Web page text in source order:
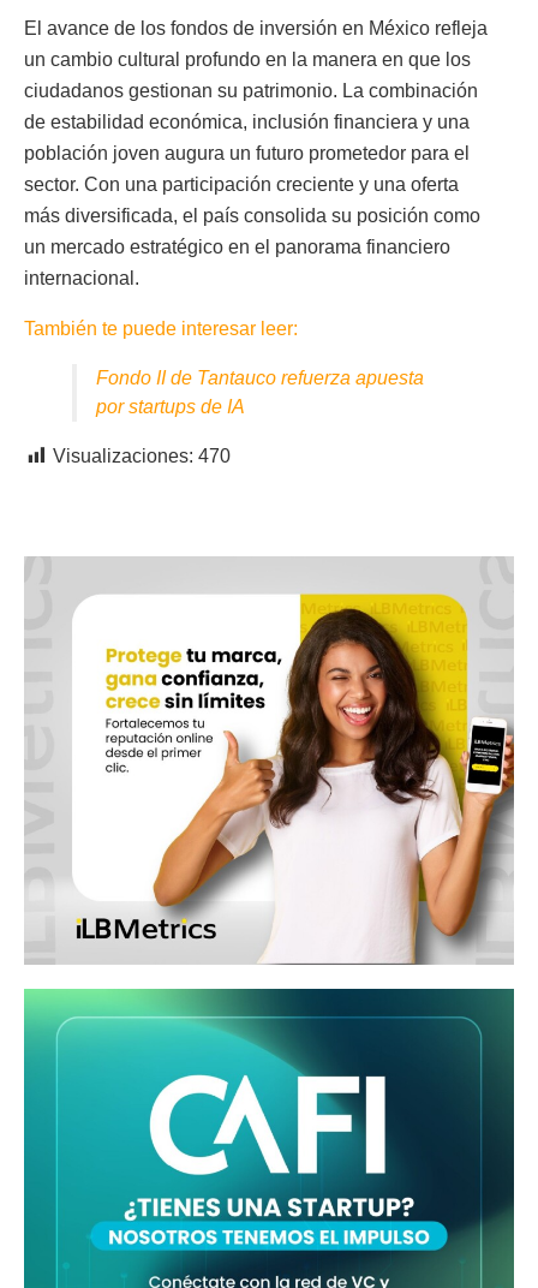
El avance de los fondos de inversión en México refleja
un cambio cultural profundo en la manera en que los
ciudadanos gestionan su patrimonio. La combinación
de estabilidad económica, inclusión financiera y una
población joven augura un futuro prometedor para el
sector. Con una participación creciente y una oferta
más diversificada, el país consolida su posición como
un mercado estratégico en el panorama financiero
internacional.
También te puede interesar leer:
Fondo II de Tantauco refuerza apuesta
por startups de IA
Visualizaciones: 470